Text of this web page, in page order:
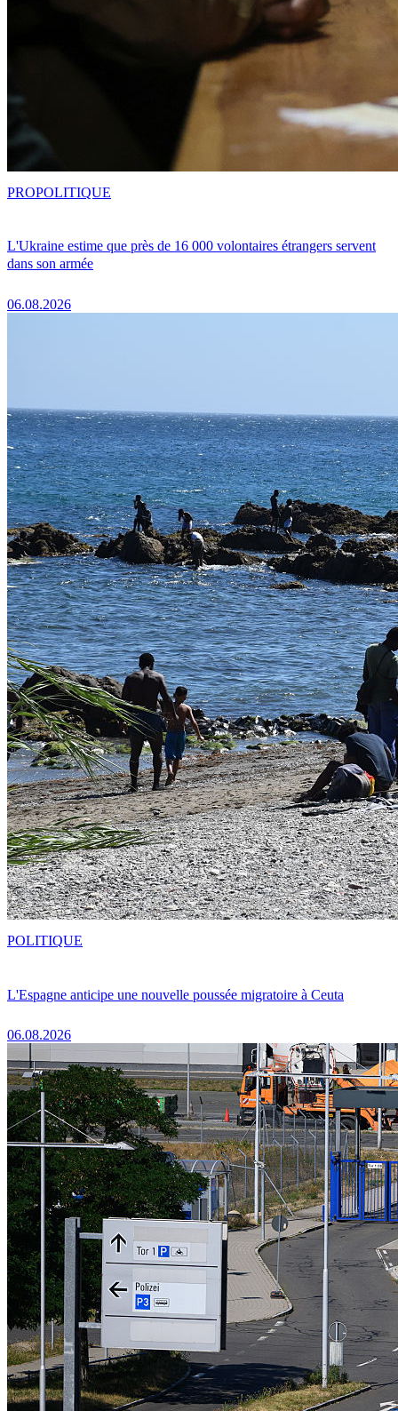
L'Ukraine estime que près de 16 000 volontaires étrangers servent
dans son armée
06.08.2026
PROPOLITIQUE
L'Espagne anticipe une nouvelle poussée migratoire à Ceuta
06.08.2026
POLITIQUE